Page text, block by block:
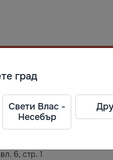
6, стр. 1
град
Свети Влас -
Несебър